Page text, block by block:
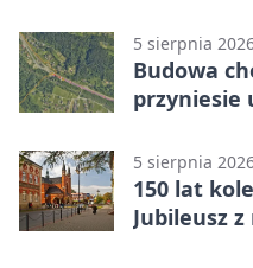
5 sierpnia
Budowa
przyniesie
5 sierpnia
150 lat
Jubileusz